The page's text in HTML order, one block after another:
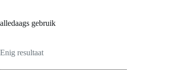
alledaags gebruik
Enig resultaat